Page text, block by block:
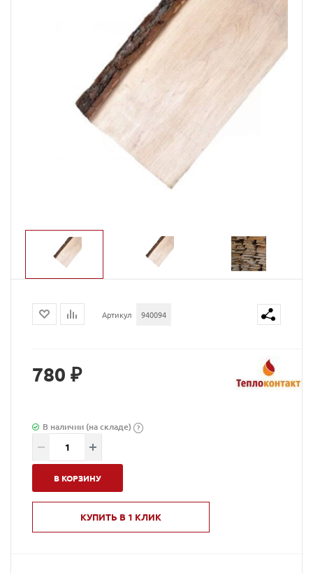
Артикул 940094
780 ₽
В наличии (на складе) ?
В КОРЗИНУ
КУПИТЬ В 1 КЛИК